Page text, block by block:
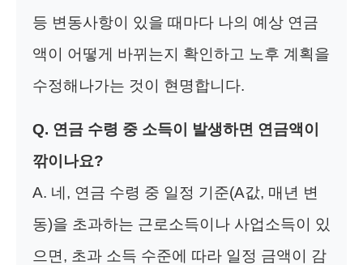
등 변동사항이 있을 때마다 나의 예상 연금
액이 어떻게 바뀌는지 확인하고 노후 계획을
수정해나가는 것이 현명합니다.
Q. 연금 수령 중 소득이 발생하면 연금액이
깎이나요?
A. 네, 연금 수령 중 일정 기준(A값, 매년 변
동)을 초과하는 근로소득이나 사업소득이 있
으면, 초과 소득 수준에 따라 일정 금액이 감